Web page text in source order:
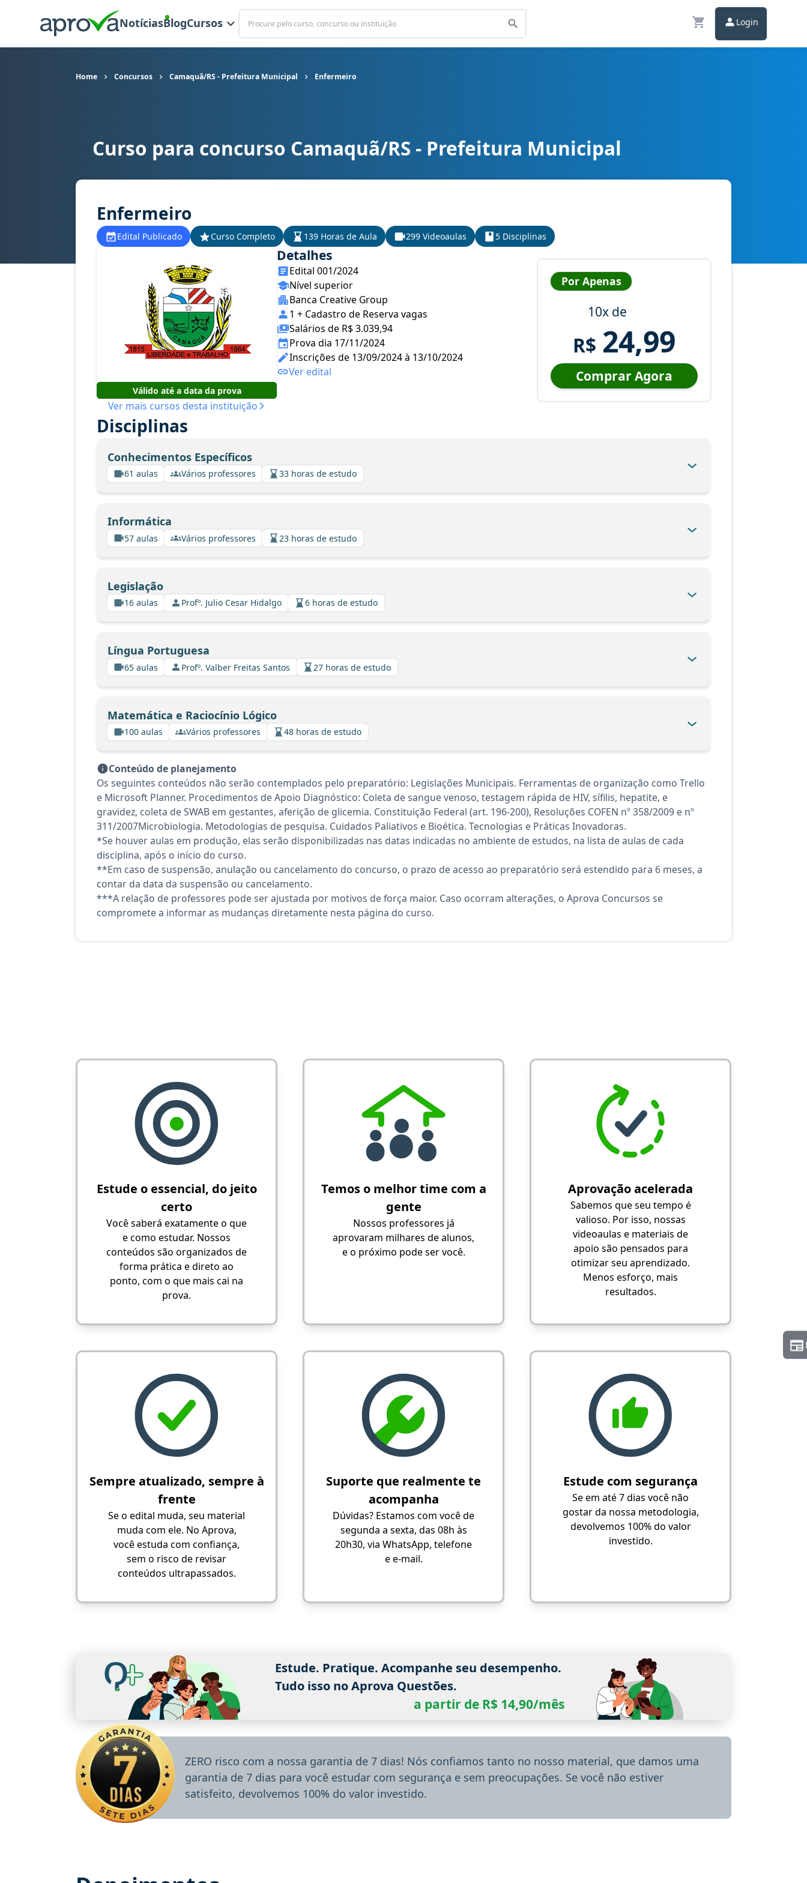
NotíciasBlogCursos
Buscar
Login
Home Concursos Camaquã/RS - Prefeitura Municipal Enfermeiro
Curso para concurso Camaquã/RS - Prefeitura Municipal cargo Enfermeiro
Curso para concurso Camaquã/RS - Prefeitura Municipal
Enfermeiro
Edital Publicado Curso Completo 139 Horas de Aula 299 Videoaulas 5 Disciplinas
Válido até a data da prova
Ver mais cursos desta instituição
Detalhes
Edital 001/2024
Nível superior
Banca Creative Group
1 + Cadastro de Reserva vagas
Salários de R$ 3.039,94
Prova dia 17/11/2024
Inscrições de 13/09/2024 à 13/10/2024
Ver edital
Por Apenas
10x de
R$ 24,99
Comprar Agora
Disciplinas
Conhecimentos Específicos
61 aulas Vários professores 33 horas de estudo
Informática
57 aulas Vários professores 23 horas de estudo
Legislação
16 aulas Profº. Julio Cesar Hidalgo 6 horas de estudo
Língua Portuguesa
65 aulas Profº. Valber Freitas Santos 27 horas de estudo
Matemática e Raciocínio Lógico
100 aulas Vários professores 48 horas de estudo
Conteúdo de planejamento
Os seguintes conteúdos não serão contemplados pelo preparatório: Legislações Municipais. Ferramentas de organização como Trello
e Microsoft Planner. Procedimentos de Apoio Diagnóstico: Coleta de sangue venoso, testagem rápida de HIV, sífilis, hepatite, e
gravidez, coleta de SWAB em gestantes, aferição de glicemia. Constituição Federal (art. 196-200), Resoluções COFEN nº 358/2009 e nº
311/2007Microbiologia. Metodologias de pesquisa. Cuidados Paliativos e Bioética. Tecnologias e Práticas Inovadoras.
*Se houver aulas em produção, elas serão disponibilizadas nas datas indicadas no ambiente de estudos, na lista de aulas de cada
disciplina, após o início do curso.
**Em caso de suspensão, anulação ou cancelamento do concurso, o prazo de acesso ao preparatório será estendido para 6 meses, a
contar da data da suspensão ou cancelamento.
***A relação de professores pode ser ajustada por motivos de força maior. Caso ocorram alterações, o Aprova Concursos se
compromete a informar as mudanças diretamente nesta página do curso.
Estude o essencial, do jeito
certo
Você saberá exatamente o que
e como estudar. Nossos
conteúdos são organizados de
forma prática e direto ao
ponto, com o que mais cai na
prova.
Temos o melhor time com a
gente
Nossos professores já
aprovaram milhares de alunos,
e o próximo pode ser você.
Aprovação acelerada
Sabemos que seu tempo é
valioso. Por isso, nossas
videoaulas e materiais de
apoio são pensados para
otimizar seu aprendizado.
Menos esforço, mais
resultados.
Sempre atualizado, sempre à
frente
Se o edital muda, seu material
muda com ele. No Aprova,
você estuda com confiança,
sem o risco de revisar
conteúdos ultrapassados.
Suporte que realmente te
acompanha
Dúvidas? Estamos com você de
segunda a sexta, das 08h às
20h30, via WhatsApp, telefone
e e-mail.
Estude com segurança
Se em até 7 dias você não
gostar da nossa metodologia,
devolvemos 100% do valor
investido.
Estude. Pratique. Acompanhe seu desempenho.
Tudo isso no Aprova Questões.
a partir de R$ 14,90/mês
ZERO risco com a nossa garantia de 7 dias! Nós confiamos tanto no nosso material, que damos uma
garantia de 7 dias para você estudar com segurança e sem preocupações. Se você não estiver
satisfeito, devolvemos 100% do valor investido.